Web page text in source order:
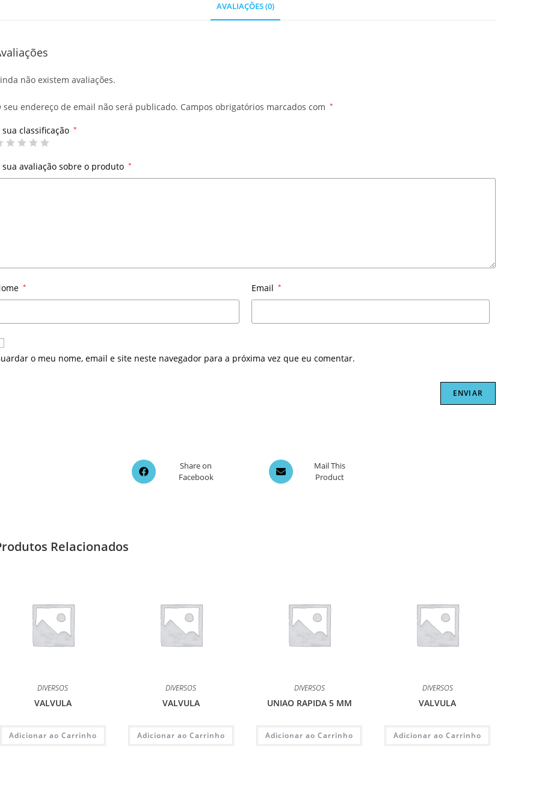
AVALIAÇÕES (0)
não existem avaliações.
seu endereço de email não será publicado. Campos obrigatórios marcados com *
sua classificação *
sua avaliação sobre o produto *
* Email *
o meu nome, email e site neste navegador para a próxima vez que eu comentar.
Opens
in
Share on
Facebook
Opens
in
Mail This
Product
Relacionados
DIVERSOS
VALVULA
Adicionar ao Carrinho
DIVERSOS
VALVULA
Adicionar ao Carrinho
DIVERSOS
UNIAO RAPIDA 5 MM
Adicionar ao Carrinho
DIVERSOS
VALVULA
Adicionar ao Carrinho